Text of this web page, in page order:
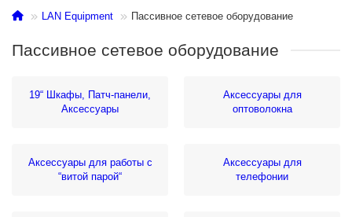
LAN Equipment Пассивное сетевое оборудование
Пассивное сетевое оборудование
19“ Шкафы, Патч-панели,
Аксессуары
Аксессуары для
оптоволокна
Аксессуары для работы с
“витой парой“
Аксессуары для
телефонии